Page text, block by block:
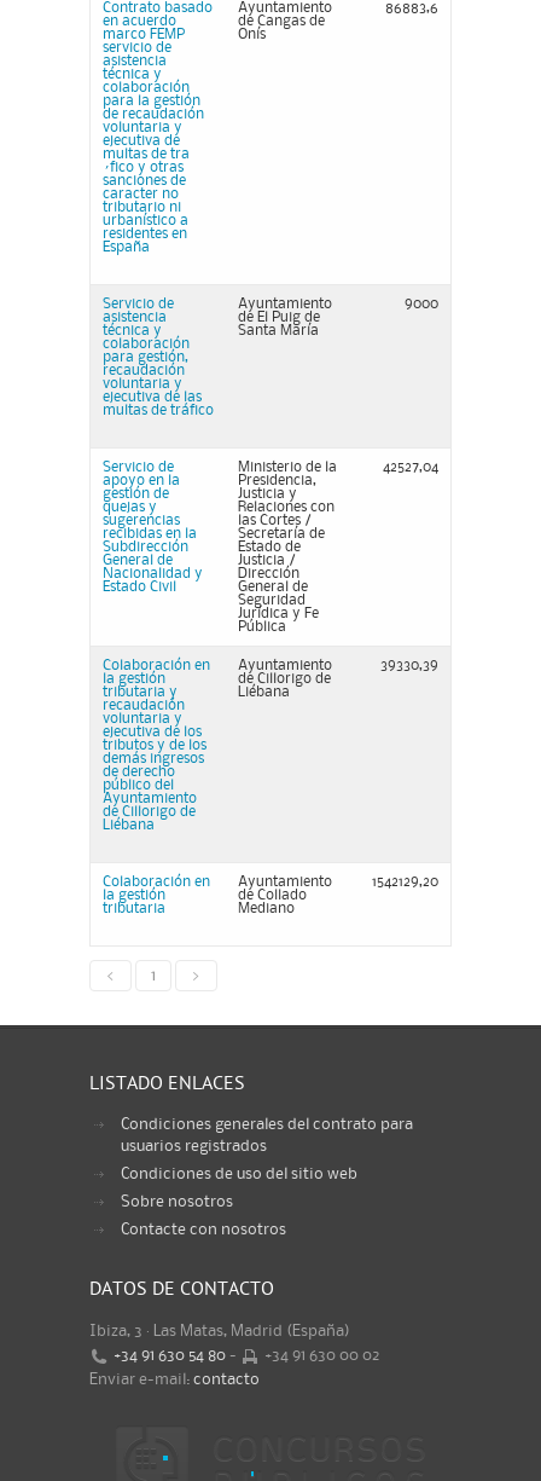
Contrato basado
en acuerdo
marco FEMP
servicio de
asistencia
técnica y
colaboración
para la gestión
de recaudación
voluntaria y
ejecutiva de
multas de tra
´fico y otras
sanciones de
caracter no
tributario ni
urbanístico a
residentes en
España
Ayuntamiento
de Cangas de
Onís
86883,6
Servicio de
asistencia
técnica y
colaboración
para gestión,
recaudación
voluntaria y
ejecutiva de las
multas de tráfico
Ayuntamiento
de El Puig de
Santa María
9000
Servicio de
apoyo en la
gestión de
quejas y
sugerencias
recibidas en la
Subdirección
General de
Nacionalidad y
Estado Civil
Ministerio de la
Presidencia,
Justicia y
Relaciones con
las Cortes /
Secretaría de
Estado de
Justicia /
Dirección
General de
Seguridad
Jurídica y Fe
Pública
42527,04
Colaboración en
la gestión
tributaria y
recaudación
voluntaria y
ejecutiva de los
tributos y de los
demás ingresos
de derecho
público del
Ayuntamiento
de Cillorigo de
Liébana
Ayuntamiento
de Cillorigo de
Liébana
39330,39
Colaboración en
la gestión
tributaria
Ayuntamiento
de Collado
Mediano
1542129,20
< 1 >
LISTADO ENLACES
Condiciones generales del contrato para
usuarios registrados
Condiciones de uso del sitio web
Sobre nosotros
Contacte con nosotros
DATOS DE CONTACTO
Ibiza, 3 · Las Matas, Madrid (España)
+34 91 630 54 80 -
+34 91 630 00 02
Enviar e-mail: contacto